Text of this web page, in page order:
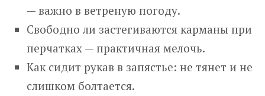
— важно в ветреную погоду.
Свободно ли застегиваются карманы при
перчатках — практичная мелочь.
Как сидит рукав в запястье: не тянет и не
слишком болтается.